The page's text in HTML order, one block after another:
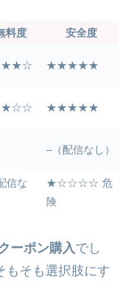
料度
安全度
★★★★★
★★★★★
–（配信なし）
信な
★☆☆☆☆ 危
険
ーポン購入でし
もそも選択肢にす